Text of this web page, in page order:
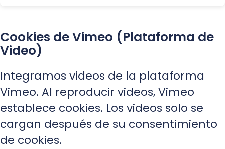
Cookies de Vimeo (Plataforma de
Video)
Integramos videos de la plataforma
Vimeo. Al reproducir videos, Vimeo
establece cookies. Los videos solo se
cargan después de su consentimiento
de cookies.